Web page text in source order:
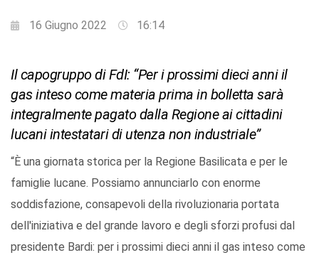
16 Giugno 2022 16:14
Il capogruppo di FdI: “Per i prossimi dieci anni il
gas inteso come materia prima in bolletta sarà
integralmente pagato dalla Regione ai cittadini
lucani intestatari di utenza non industriale”
“È una giornata storica per la Regione Basilicata e per le
famiglie lucane. Possiamo annunciarlo con enorme
soddisfazione, consapevoli della rivoluzionaria portata
dell'iniziativa e del grande lavoro e degli sforzi profusi dal
presidente Bardi: per i prossimi dieci anni il gas inteso come